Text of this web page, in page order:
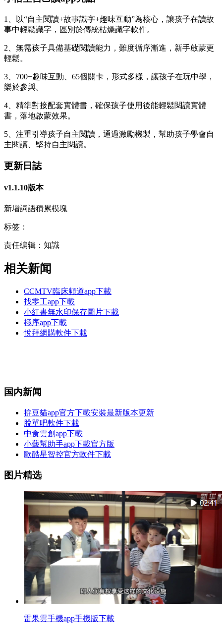
1、以“自主閱讀+故事識字+趣味互動”為核心，讓孩子在讀故
事中輕鬆識字，區別於傳統枯燥識字軟件。
2、無需孩子具備基礎閱讀能力，難度循序漸進，新手啟蒙更
輕鬆。
3、700+趣味互動、65個關卡，形式多樣，讓孩子在玩中學，
樂於參與。
4、精準對接配套實體書，確保孩子使用後能輕鬆閱讀實體
書，落地啟蒙效果。
5、注重引導孩子自主閱讀，通過激勵機製，幫助孩子學會自
主閱讀、堅持自主閱讀。
更新日誌
v1.1.10版本
新增詞語積累模塊
标签：
责任编辑：知識
相关新闻
CCMTV臨床頻道app下載
找零工app下載
小紅書無水印保存圖片下載
極序app下載
悅拜網購軟件下載
国内新闻
拚豆貓app官方下載安裝最新版本更新
脫單吧軟件下載
中食雲創app下載
小藝幫助手app下載官方版
歐酷星智控官方軟件下載
图片精选
雷果雲手機app手機版下載